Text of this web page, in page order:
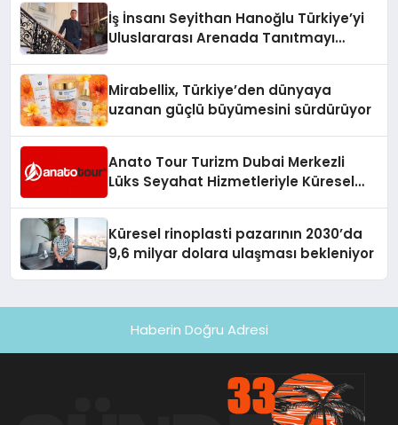
İş İnsanı Seyithan Hanoğlu Türkiye’yi
Uluslararası Arenada Tanıtmayı
Mirabellix, Türkiye’den dünyaya
uzanan güçlü büyümesini sürdürüyor
Anato Tour Turizm Dubai Merkezli
Lüks Seyahat Hizmetleriyle Küresel
Küresel rinoplasti pazarının 2030’da
9,6 milyar dolara ulaşması bekleniyor
Haberin Doğru Adresi